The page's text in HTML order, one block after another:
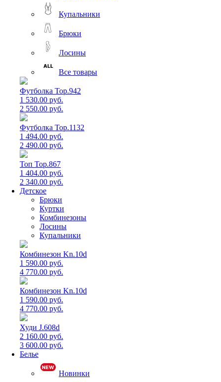
Купальники
Брюки
Лосины
Все товары
Футболка Top.942
1 530.00 руб.
2 550.00 руб.
Футболка Top.1132
1 494.00 руб.
2 490.00 руб.
Топ Top.867
1 404.00 руб.
2 340.00 руб.
Детское
Брюки
Куртки
Комбинезоны
Лосины
Купальники
Комбинезон Kn.10d
1 590.00 руб.
4 770.00 руб.
Комбинезон Kn.10d
1 590.00 руб.
4 770.00 руб.
Худи J.608d
2 160.00 руб.
3 600.00 руб.
Белье
Новинки